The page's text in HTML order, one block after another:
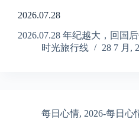
2026.07.28
2026.07.28 年纪越大，回国
时光旅行线
28 7 月,
每日心情, 2026-每日心